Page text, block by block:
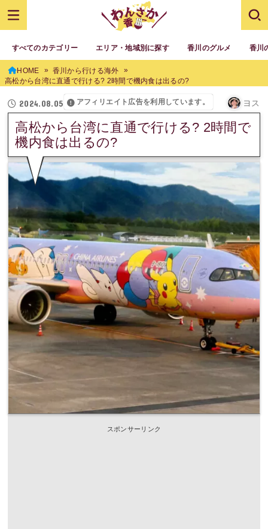
すべてのカテゴリー エリア・地域別に探す 香川のグルメ 香川
HOME
香川から行ける海外
高松から台湾に直通で行ける? 2時間で機内食は出るの?
2024.08.05 アフィリエイト広告を利用しています。 ヨス
高松から台湾に直通で行ける? 2時間で
機内食は出るの?
スポンサーリンク